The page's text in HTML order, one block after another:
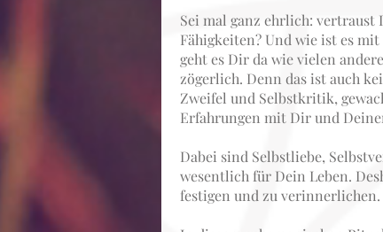
Sei mal ganz ehrlich: vertraust
Fähigkeiten? Und wie ist es
geht es Dir da wie vielen
zögerlich. Denn das ist auch
Zweifel und Selbstkritik,
Erfahrungen mit Dir und
Dabei sind Selbstliebe,
wesentlich für Dein Leben.
festigen und zu verinnerlichen.